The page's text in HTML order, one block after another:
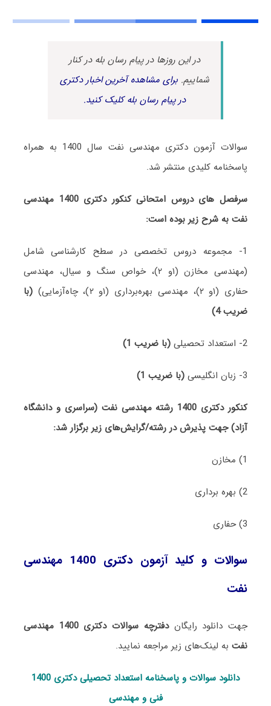
در این روزها در پیام رسان بله در کنار
شماییم.برای مشاهده آخرین اخبار دکتری
در پیام رسان بله کلیک کنید.
سوالات آزمون دکتری مهندسی نفت سال 1400 به همراه
پاسخنامه کلیدی منتشر شد.
سرفصل های دروس امتحانی کنکور دکتری 1400 مهندسی
نفت به شرح زیر بوده است:
1- مجموعه دروس تخصصی در سطح کارشناسی شامل
(مهندسی مخازن (۱و ۲)، خواص سنگ و سیال، مهندسی
حفاری (۱و ۲)، مهندسی بهره‌برداری (۱و ۲)، چاه‌آزمایی)
(با
ضریب 4)
2- استعداد تحصیلی (با ضریب 1)
3- زبان انگلیسی (با ضریب 1)
کنکور دکتری 1400 رشته مهندسی نفت (سراسری و دانشگاه
آزاد) جهت پذیرش در رشته/گرایش‌های زیر برگزار شد:
1) مخازن
2) بهره برداری
3) حفاری
سوالات و کلید آزمون دکتری 1400 مهندسی
نفت
جهت دانلود رایگان
دفترچه سوالات دکتری 1400 مهندسی
نفتبه لینک‌های زیر مراجعه نمایید.
دانلود سوالات و پاسخنامه استعداد تحصیلی دکتری 1400
فنی و مهندسی